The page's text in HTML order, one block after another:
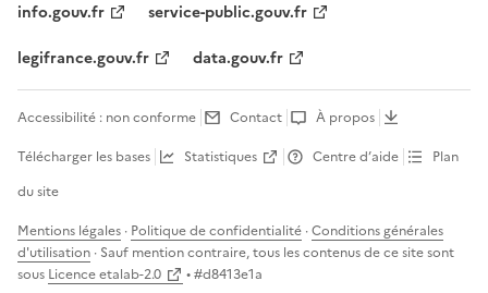
info.gouv.fr
service-public.gouv.fr
legifrance.gouv.fr
data.gouv.fr
Accessibilité : non conforme Contact
À propos
Télécharger les bases
Statistiques Centre d’aide
Plan
du site
Mentions légales · Politique de confidentialité ·Conditions générales
d'utilisation · Sauf mention contraire, tous les contenus de ce site sont
sous Licence etalab-2.0 • #d8413e1a